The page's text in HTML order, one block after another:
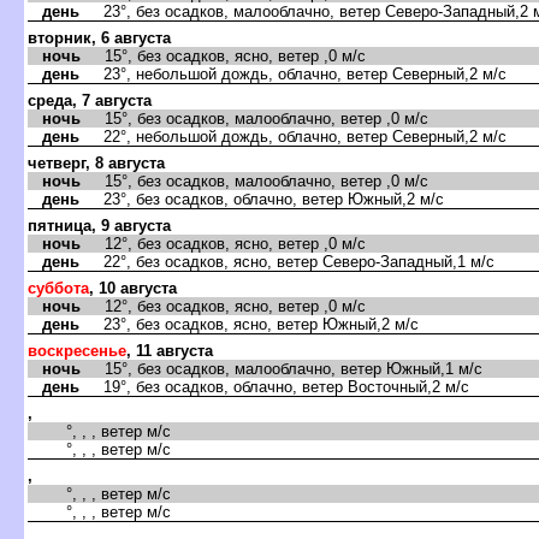
день 23°, без осадков, малооблачно, ветер Северо-Западный,2
вторник, 6 августа
ночь 15°, без осадков, ясно, ветер ,0 м/с
день 23°, небольшой дождь, облачно, ветер Северный,2 м/с
среда, 7 августа
ночь 15°, без осадков, малооблачно, ветер ,0 м/с
день 22°, небольшой дождь, облачно, ветер Северный,2 м/с
четверг, 8 августа
ночь 15°, без осадков, малооблачно, ветер ,0 м/с
день 23°, без осадков, облачно, ветер Южный,2 м/с
пятница, 9 августа
ночь 12°, без осадков, ясно, ветер ,0 м/с
день 22°, без осадков, ясно, ветер Северо-Западный,1 м/с
суббота, 10 августа
ночь 12°, без осадков, ясно, ветер ,0 м/с
день 23°, без осадков, ясно, ветер Южный,2 м/с
воскресенье, 11 августа
ночь 15°, без осадков, малооблачно, ветер Южный,1 м/с
день 19°, без осадков, облачно, ветер Восточный,2 м/с
,
°, , , ветер м/с
°, , , ветер м/с
,
°, , , ветер м/с
°, , , ветер м/с